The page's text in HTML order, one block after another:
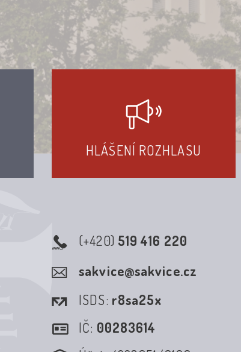
HLÁŠENÍ ROZHLASU
(+420) 519 416 220
sakvice@sakvice.cz
ISDS: r8sa25x
IČ: 00283614